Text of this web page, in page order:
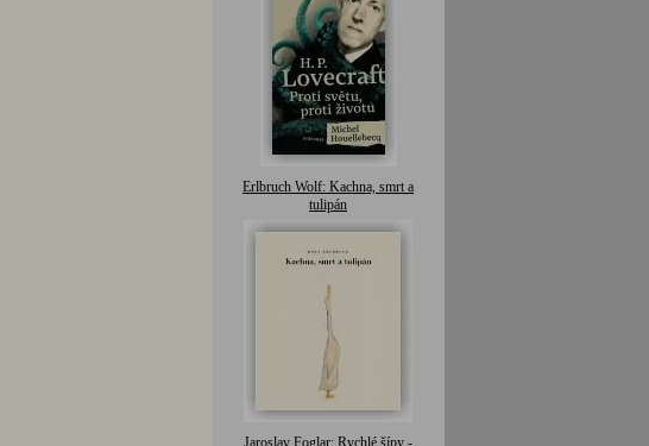
Erlbruch Wolf: Kachna, smrt a
tulipán
Jaroslav Foglar: Rychlé šípy -